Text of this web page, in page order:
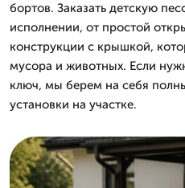
бортов. Заказать детскую
исполнении, от простой
конструкции с крышкой,
мусора и животных. Если
ключ, мы берем на себя
установки на участке.